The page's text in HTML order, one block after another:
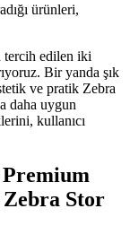
ürünleri,
tercih edilen iki
Bir yanda şık
ve pratik Zebra
daha uygun
kullanıcı
Stor